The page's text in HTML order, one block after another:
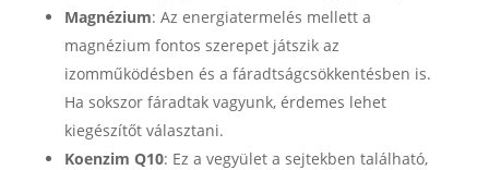
Magnézium: Az energiatermelés mellett a
magnézium fontos szerepet játszik az
izomműködésben és a fáradtságcsökkentésben is.
Ha sokszor fáradtak vagyunk, érdemes lehet
kiegészítőt választani.
Koenzim Q10: Ez a vegyület a sejtekben található,